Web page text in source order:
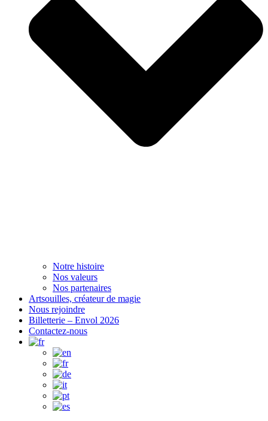
Notre histoire
Nos valeurs
Nos partenaires
Artsouilles, créateur de magie
Nous rejoindre
Billetterie – Envol 2026
Contactez-nous